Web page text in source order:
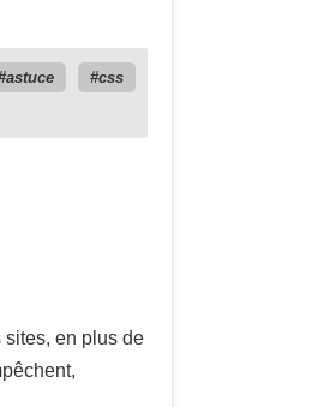
astuce
css
sites, en plus de